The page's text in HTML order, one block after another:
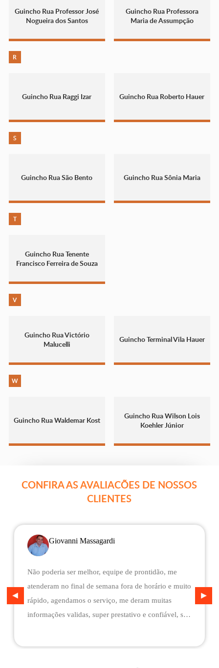
Guincho Rua Professor José
Nogueira dos Santos
Guincho Rua Professora
Maria de Assumpção
R
Guincho Rua Raggi Izar Guincho Rua Roberto Hauer
S
Guincho Rua São Bento Guincho Rua Sônia Maria
T
Guincho Rua Tenente
Francisco Ferreira de Souza
V
Guincho Rua Victório
Malucelli
Guincho Terminal Vila Hauer
W
Guincho Rua Waldemar Kost
Guincho Rua Wilson Lois
Koehler Júnior
CONFIRA AS AVALIACÕES DE NOSSOS
CLIENTES
Giovanni Massagardi
Não poderia ser melhor, equipe de prontidão, me
atenderam no final de semana fora de horário e muito
rápido, agendamos o serviço, me deram muitas
informações validas, super prestativo e confiável, são